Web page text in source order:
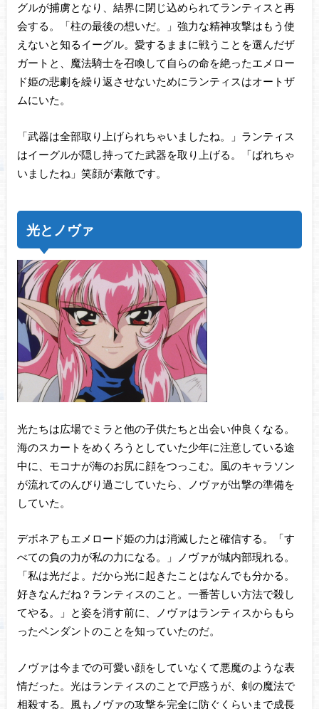
グルが捕虜となり、結界に閉じ込められてランティスと再
会する。「柱の最後の想いだ。」強力な精神攻撃はもう使
えないと知るイーグル。愛するままに戦うことを選んだザ
ガートと、魔法騎士を召喚して自らの命を絶ったエメロー
ド姫の悲劇を繰り返させないためにランティスはオートザ
ムにいた。
「武器は全部取り上げられちゃいましたね。」ランティス
はイーグルが隠し持ってた武器を取り上げる。「ばれちゃ
いましたね」笑顔が素敵です。
光とノヴァ
光たちは広場でミラと他の子供たちと出会い仲良くなる。
海のスカートをめくろうとしていた少年に注意している途
中に、モコナが海のお尻に顔をつっこむ。風のキャラソン
が流れてのんびり過ごしていたら、ノヴァが出撃の準備を
していた。
デボネアもエメロード姫の力は消滅したと確信する。「す
べての負の力が私の力になる。」ノヴァが城内部現れる。
「私は光だよ。だから光に起きたことはなんでも分かる。
好きなんだね？ランティスのこと。一番苦しい方法で殺し
てやる。」と姿を消す前に、ノヴァはランティスからもら
ったペンダントのことを知っていたのだ。
ノヴァは今までの可愛い顔をしていなくて悪魔のような表
情だった。光はランティスのことで戸惑うが、剣の魔法で
相殺する。風もノヴァの攻撃を完全に防ぐくらいまで成長